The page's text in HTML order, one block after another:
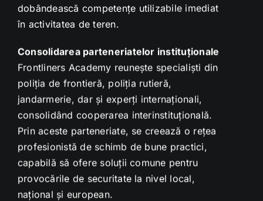
dobândească competențe utilizabile imediat
în activitatea de teren.
Consolidarea parteneriatelor instituționale
Frontliners Academy reunește specialiști din
poliția de frontieră, poliția rutieră,
jandarmerie, dar și experți internaționali,
consolidând cooperarea interinstituțională.
Prin aceste parteneriate, se creează o rețea
profesionistă de schimb de bune practici,
capabilă să ofere soluții comune pentru
provocările de securitate la nivel local,
național și european.